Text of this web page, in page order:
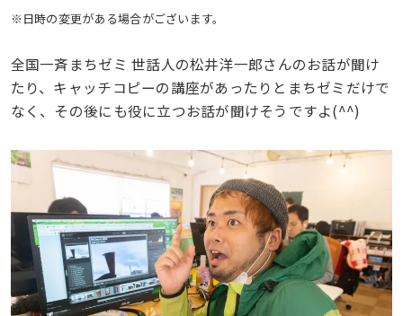
※日時の変更がある場合がございます。
全国一斉まちゼミ 世話人の松井洋一郎さんのお話が聞け
たり、キャッチコピーの講座があったりとまちゼミだけで
なく、その後にも役に立つお話が聞けそうですよ(^^)